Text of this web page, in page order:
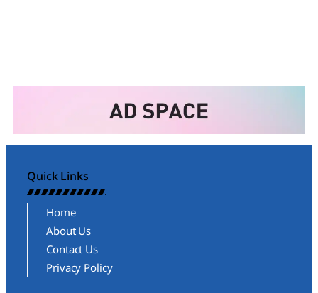
Quick Links
Home
About Us
Contact Us
Privacy Policy